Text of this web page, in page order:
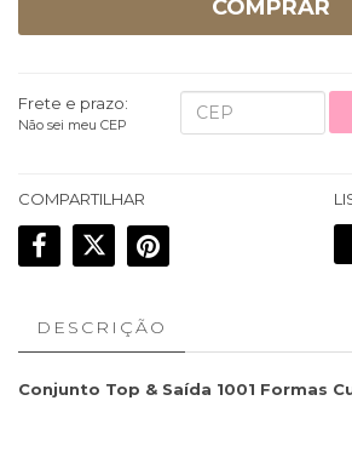
COMPRAR
Frete e prazo:
Não sei meu CEP
COMPARTILHAR
DESCRIÇÃO
Conjunto Top & Saída 1001 Formas